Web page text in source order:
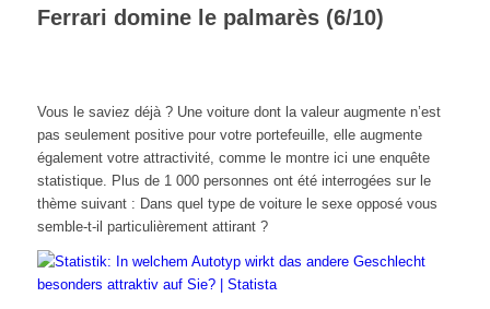
Ferrari domine le palmarès (6/10)
Vous le saviez déjà ? Une voiture dont la valeur augmente n’est
pas seulement positive pour votre portefeuille, elle augmente
également votre attractivité, comme le montre ici une enquête
statistique. Plus de 1 000 personnes ont été interrogées sur le
thème suivant : Dans quel type de voiture le sexe opposé vous
semble-t-il particulièrement attirant ?